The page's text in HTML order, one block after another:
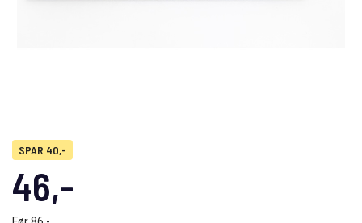
SPAR 40,-
46,-